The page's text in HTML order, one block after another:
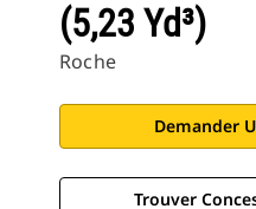
(5,23 Yd³)
Roche
Demander
Trouver